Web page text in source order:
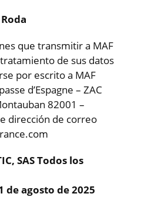
que transmitir a MAF
de sus datos
por escrito a MAF
d’Espagne – ZAC
82001 –
dirección de correo
SAS Todos los
de agosto de 2025